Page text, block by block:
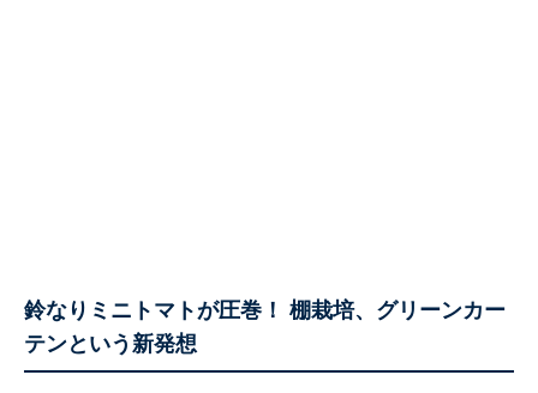
鈴なりミニトマトが圧巻！ 棚栽培、グリーンカー
テンという新発想